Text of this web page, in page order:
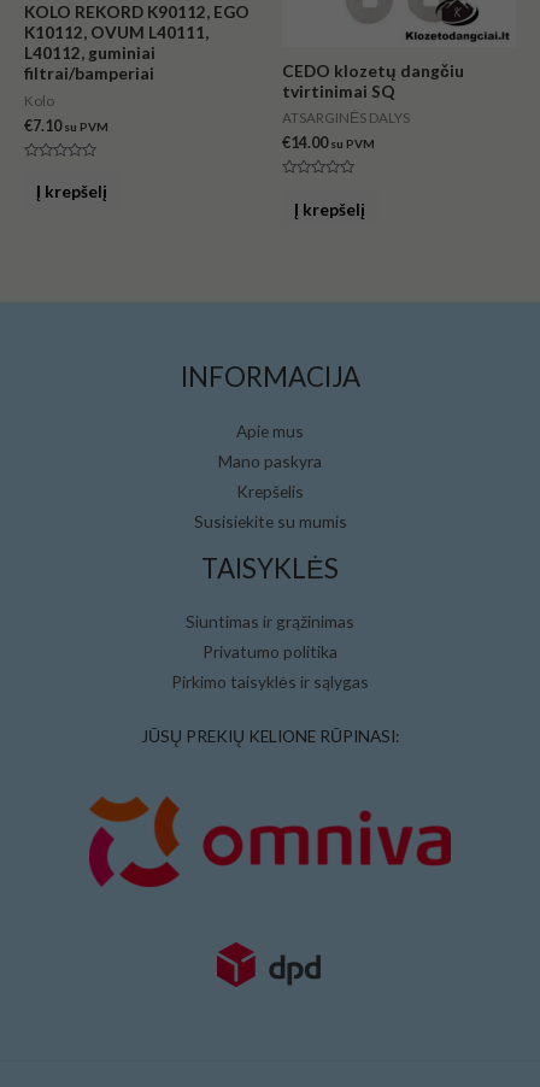
KOLO REKORD K90112, EGO
K10112, OVUM L40111,
L40112, guminiai
filtrai/bamperiai
Kolo
€7.10 su PVM
Į krepšelį
CEDO klozetų dangčiu
tvirtinimai SQ
ATSARGINĖS DALYS
€14.00 su PVM
Į krepšelį
INFORMACIJA
Apie mus
Mano paskyra
Krepšelis
Susisiekite su mumis
TAISYKLĖS
Siuntimas ir grąžinimas
Privatumo politika
Pirkimo taisyklės ir sąlygas
JŪSŲ PREKIŲ KELIONE RŪPINASI: